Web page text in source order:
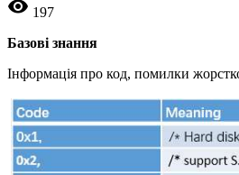
visibility 197
Базові знання
Інформація про код, помилки